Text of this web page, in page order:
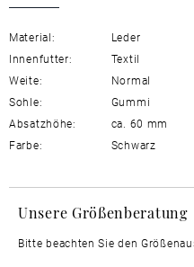
Material:
Leder
Innenfutter:
Textil
Weite:
Normal
Sohle:
Gummi
Absatzhöhe:
ca. 60 mm
Farbe:
Schwarz
Unsere Größenberatung
Bitte beachten Sie den